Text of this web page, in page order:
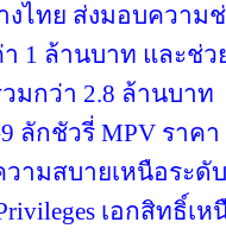
งไทย ส่งมอบความ
1 ล้านบาท และช่
มกว่า 2.8 ล้านบาท
ลักชัวรี่ MPV ราค
วามสบายเหนือระ
เอกสิทธิ์